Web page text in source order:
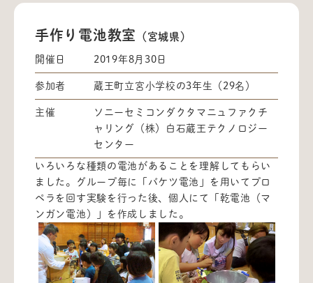
手作り電池教室 （宮城県）
開催日 2019年8月30日
参加者 蔵王町立宮小学校の3年生（29名）
主催
ソニーセミコンダクタマニュファクチ
ャリング（株）白石蔵王テクノロジー
センター
いろいろな種類の電池があることを理解してもらい
ました。グループ毎に「バケツ電池」を用いてプロ
ペラを回す実験を行った後、個人にて「乾電池（マ
ンガン電池）」を作成しました。